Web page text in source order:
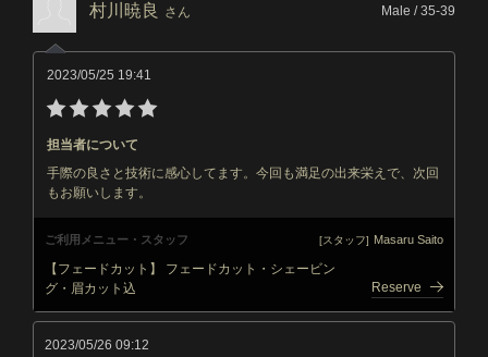
村川暁良 さん Male / 35-39
2023/05/25 19:41
担当者について
手際の良さと技術に感心してます。今回も満足の出来栄えで、次回
もお願いします。
ご利用メニュー・スタッフ [スタッフ] Masaru Saito
【フェードカット】 フェードカット・シェービン
グ・眉カット込
Reserve
2023/05/26 09:12